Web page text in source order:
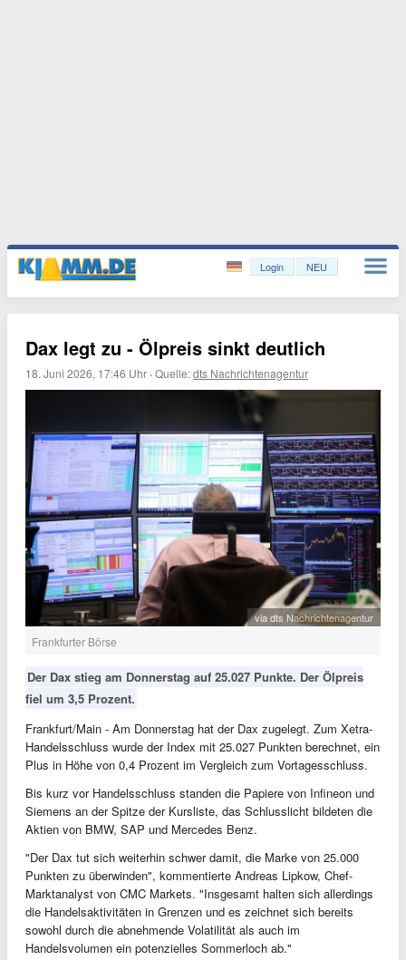
Login NEU
Dax legt zu - Ölpreis sinkt deutlich
18. Juni 2026, 17:46 Uhr ·Quelle:dts Nachrichtenagentur
via dts Nachrichtenagentur
Frankfurter Börse
Der Dax stieg am Donnerstag auf 25.027 Punkte. Der Ölpreis
fiel um 3,5 Prozent.
Frankfurt/Main - Am Donnerstag hat der Dax zugelegt. Zum Xetra-
Handelsschluss wurde der Index mit 25.027 Punkten berechnet, ein
Plus in Höhe von 0,4 Prozent im Vergleich zum Vortagesschluss.
Bis kurz vor Handelsschluss standen die Papiere von Infineon und
Siemens an der Spitze der Kursliste, das Schlusslicht bildeten die
Aktien von BMW, SAP und Mercedes Benz.
"Der Dax tut sich weiterhin schwer damit, die Marke von 25.000
Punkten zu überwinden", kommentierte Andreas Lipkow, Chef-
Marktanalyst von CMC Markets. "Insgesamt halten sich allerdings
die Handelsaktivitäten in Grenzen und es zeichnet sich bereits
sowohl durch die abnehmende Volatilität als auch im
Handelsvolumen ein potenzielles Sommerloch ab."